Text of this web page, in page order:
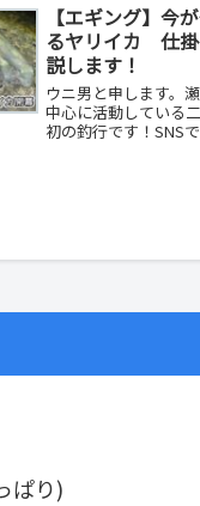
【エギング】今
るヤリイカ 仕
説します！
ウニ男と申します。
中心に活動している
初の釣行です！SNS
ぱり)